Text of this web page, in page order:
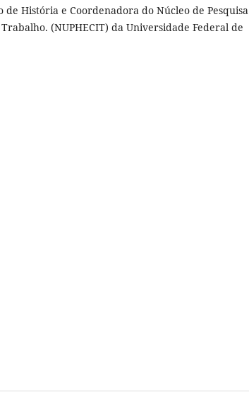
de História e Coordenadora do Núcleo de Pesquisa
(NUPHECIT) da Universidade Federal de